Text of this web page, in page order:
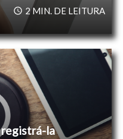
2MIN. DE LEITURA
registrá-la